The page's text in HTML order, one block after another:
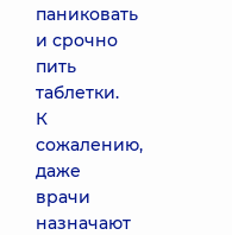
паниковать
и срочно
пить
таблетки.
К
сожалению,
даже
врачи
назначают